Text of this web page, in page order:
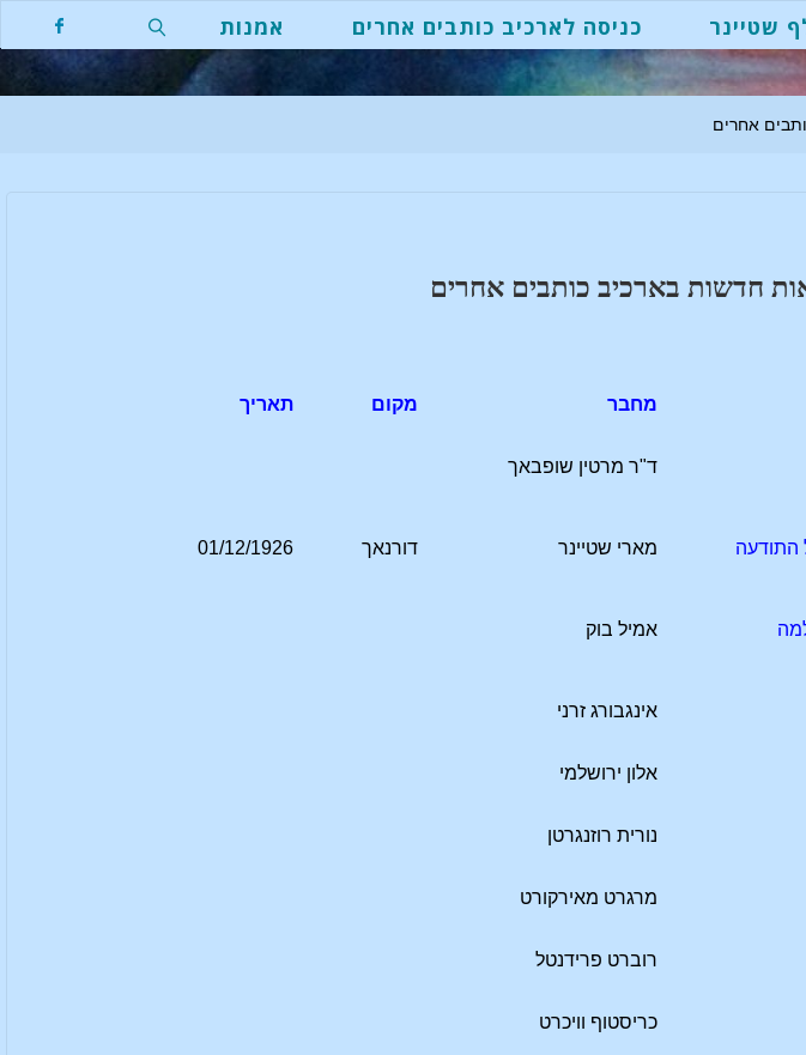
שטיינר כניסה לארכיב כותבים אחרים
אמנות
חפשו
אחרים
חדשות בארכיב כותבים אחרים
מחבר מקום תאריך
ד"ר מרטין שופבאך
התודעה מארי שטיינר דורנאך 01/12/1926
אמיל בוק
אינגבורג זרני
אלון ירושלמי
נורית רוזנגרטן
מרגרט מאירקורט
רוברט פרידנטל
כריסטוף וויכרט